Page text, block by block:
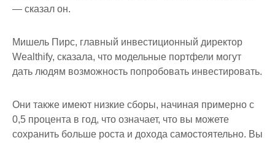
— сказал он.
Мишель Пирс, главный инвестиционный директор
Wealthify, сказала, что модельные портфели могут
дать людям возможность попробовать инвестировать.
Они также имеют низкие сборы, начиная примерно с
0,5 процента в год, что означает, что вы можете
сохранить больше роста и дохода самостоятельно. Вы